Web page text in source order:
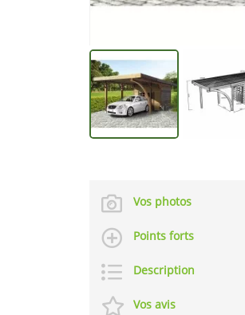
Vos photos
Points forts
Description
Vos avis